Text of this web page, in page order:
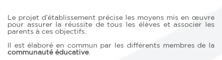
Le projet d’établissement précise les moyens mis en œuvre
pour assurer la réussite de tous les élèves et associer les
parents à ces objectifs.
Il est élaboré en commun par les différents membres de la
communauté éducative.